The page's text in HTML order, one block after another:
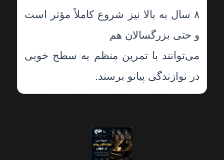
۸ سال به بالا نیز شروع کاملاً مؤثر است
و حتی بزرگسالان هم
می‌توانند با تمرین منظم به سطح خوبی
در نوازندگی پیانو برسند.